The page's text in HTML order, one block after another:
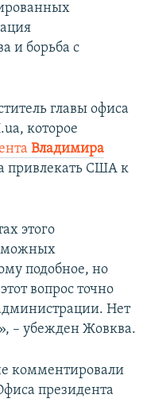
и борьба с
главы офиса
которое
Владимира
привлекать США к
этого
подобное, но
вопрос точно
Нет
– убежден Жовква.
комментировали
президента